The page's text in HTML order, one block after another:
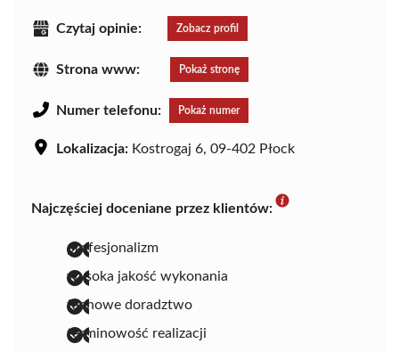
Czytaj opinie: Zobacz profil
Strona www: Pokaż stronę
Numer telefonu: Pokaż numer
Lokalizacja: Kostrogaj 6, 09-402 Płock
Najczęściej doceniane przez klientów:
profesjonalizm
wysoka jakość wykonania
fachowe doradztwo
terminowość realizacji